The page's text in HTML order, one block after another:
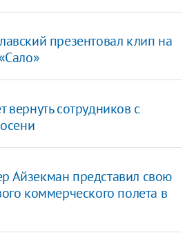
презентовал клип на
вернуть сотрудников с
Айзекман представил свою
коммерческого полета в